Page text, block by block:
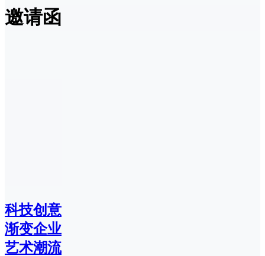
邀请函
科技创意
渐变企业
艺术潮流